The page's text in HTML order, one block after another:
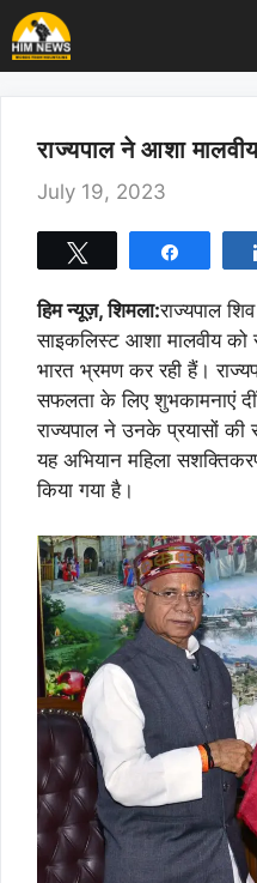
Skip
to
content
राज्यपाल ने आशा
July 19, 2023
हिम न्यूज़, शिमला:राज्यपाल
साइकलिस्ट आशा मालवीय को
भारत भ्रमण कर रही हैं।
सफलता के लिए शुभकामनाएं
राज्यपाल ने उनके प्रयासों
यह अभियान महिला
किया गया है।